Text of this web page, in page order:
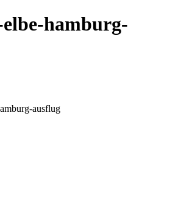
hamburg-
ausflug